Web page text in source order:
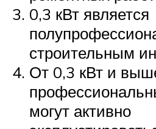
0,3 кВт является
строительным
От 0,3 кВт и
могут активно